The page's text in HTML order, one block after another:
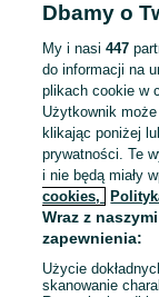
Dbamy o
My i nasi447
do informacji na
plikach cookie w
Użytkownik
klikając poniżej
prywatności. Te
i nie będą miały
cookies,
Wraz z
zapewnienia:
Użycie
skanowanie